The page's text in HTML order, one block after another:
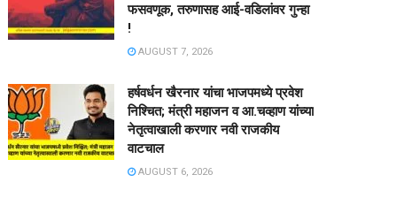
फसवणूक, तरुणासह आई-वडिलांवर गुन्हा
!
AUGUST 7, 2026
हर्षवर्धन खैरनार यांचा भाजपमध्ये प्रवेश
निश्चित; मंत्री महाजन व आ.चव्हाण यांच्या
नेतृत्वाखाली करणार नवी राजकीय
वाटचाल
AUGUST 6, 2026